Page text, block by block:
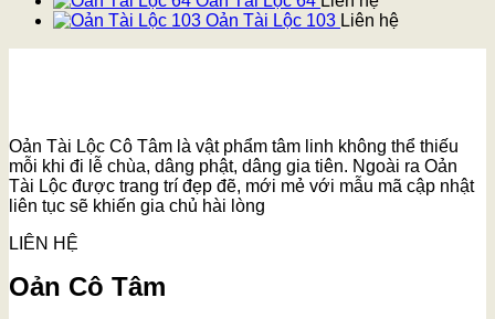
Oản Tài Lộc 103 Liên hệ
Oản Tài Lộc Cô Tâm là vật phẩm tâm linh không thể thiếu
mỗi khi đi lễ chùa, dâng phật, dâng gia tiên. Ngoài ra Oản
Tài Lộc được trang trí đẹp đẽ, mới mẻ với mẫu mã cập nhật
liên tục sẽ khiến gia chủ hài lòng
LIÊN HỆ
Oản Cô Tâm